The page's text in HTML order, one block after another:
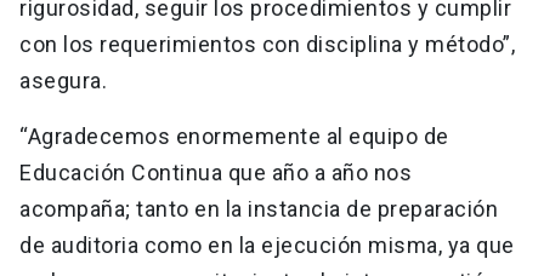
rigurosidad, seguir los procedimientos y cumplir
con los requerimientos con disciplina y método”,
asegura.
“Agradecemos enormemente al equipo de
Educación Continua que año a año nos
acompaña; tanto en la instancia de preparación
de auditoria como en la ejecución misma, ya que